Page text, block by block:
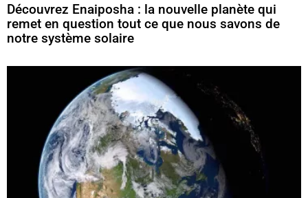
Découvrez Enaiposha : la nouvelle planète qui
remet en question tout ce que nous savons de
notre système solaire